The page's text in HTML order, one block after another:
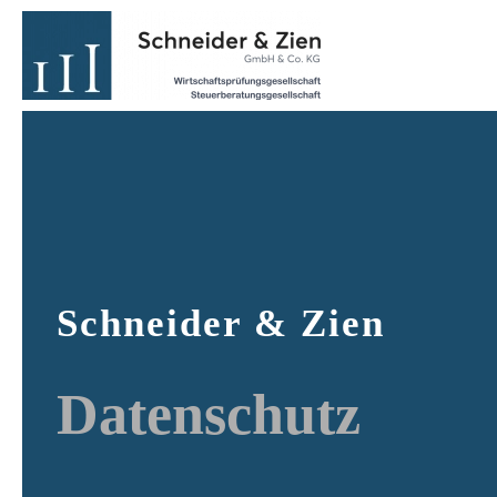
Zum Hauptinhalt springen
Schneider & Zien
Datenschutz